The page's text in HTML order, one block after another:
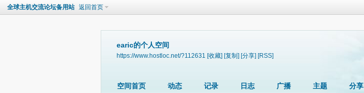
全球主机交流论坛备用站 返回首页
earic的个人空间
https://www.hostloc.net/?112631 [收藏] [复制] [分享] [RSS]
空间首页 动态 记录 日志 广播 主题 分享